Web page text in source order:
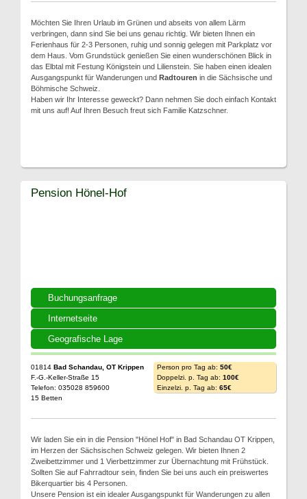
Möchten Sie Ihren Urlaub im Grünen und abseits von allem Lärm
verbringen, dann sind Sie bei uns genau richtig. Wir bieten Ihnen ein
Ferienhaus für 2-3 Personen, ruhig und sonnig gelegen mit Parkplatz vor
dem Haus. Vom Grundstück genießen Sie einen wunderschönen Blick in
das Elbtal mit Festung Königstein und Lilienstein. Sie haben einen idealen
Ausgangspunkt für Wanderungen und Radtouren in die Sächsische und
Böhmische Schweiz.
Haben wir Ihr Interesse geweckt? Dann nehmen Sie doch einfach Kontakt
mit uns auf! Auf Ihren Besuch freut sich Familie Katzschner.
Buchungsanfrage
Internetseite
Geografische Lage
Pension Hönel-Hof
01814 Bad Schandau, OT Krippen
F.-G.-Keller-Straße 15
Telefon: 035028 859600
15 Betten
Person pro Tag ab: 50€
Doppelzi. p. Tag ab: 100€
Einzelzi. p. Tag ab: 65€
Wir laden Sie ein in die Pension "Hönel Hof" in Bad Schandau OT Krippen,
im Herzen der Sächsischen Schweiz gelegen. Wir bieten Ihnen 2
Zweibettzimmer und 1 Vierbettzimmer zur Übernachtung mit Frühstück.
Sollten Sie auf Fahrradtour sein, finden Sie bei uns auch ein preiswertes
Bikerquartier bis 4 Personen.
Unsere Pension ist ein idealer Ausgangspunkt für Wanderungen zu allen